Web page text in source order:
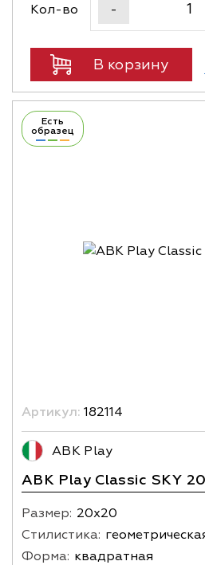
Кол-во -
В корзину
Есть
образец
Артикул: 182114
ABK Play
ABK Play Classic SKY
Размер: 20х20
Стилистика:
Форма: квадратная